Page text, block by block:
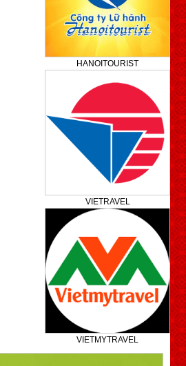
HANOITOURIST
VIETRAVEL
VIETMYTRAVEL